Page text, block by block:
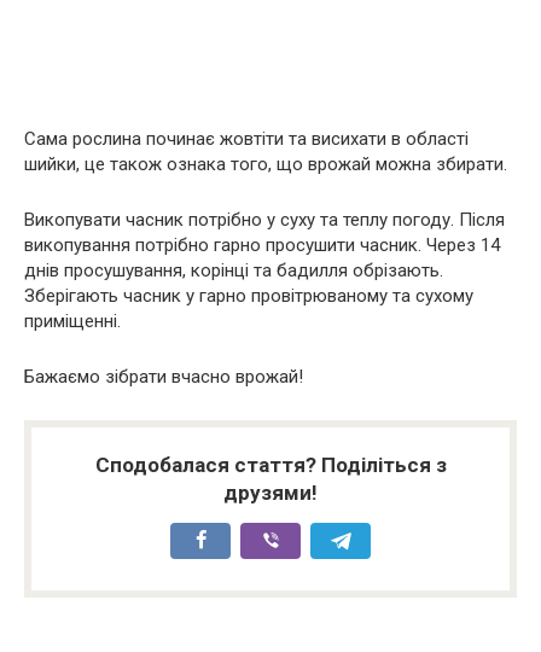
Сама рослина починає жовтіти та висихати в області
шийки, це також ознака того, що врожай можна збирати.
Викопувати часник потрібно у суху та теплу погоду. Після
викопування потрібно гарно просушити часник. Через 14
днів просушування, корінці та бадилля обрізають.
Зберігають часник у гарно провітрюваному та сухому
приміщенні.
Бажаємо зібрати вчасно врожай!
Сподобалася стаття? Поділіться з
друзями!